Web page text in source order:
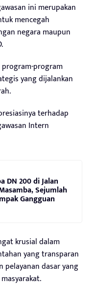
ini merupakan
mencegah
negara maupun
program-program
yang dijalankan
terhadap
Intern
DN 200 di Jalan
Sejumlah
Gangguan
krusial dalam
yang transparan
pelayanan dasar yang